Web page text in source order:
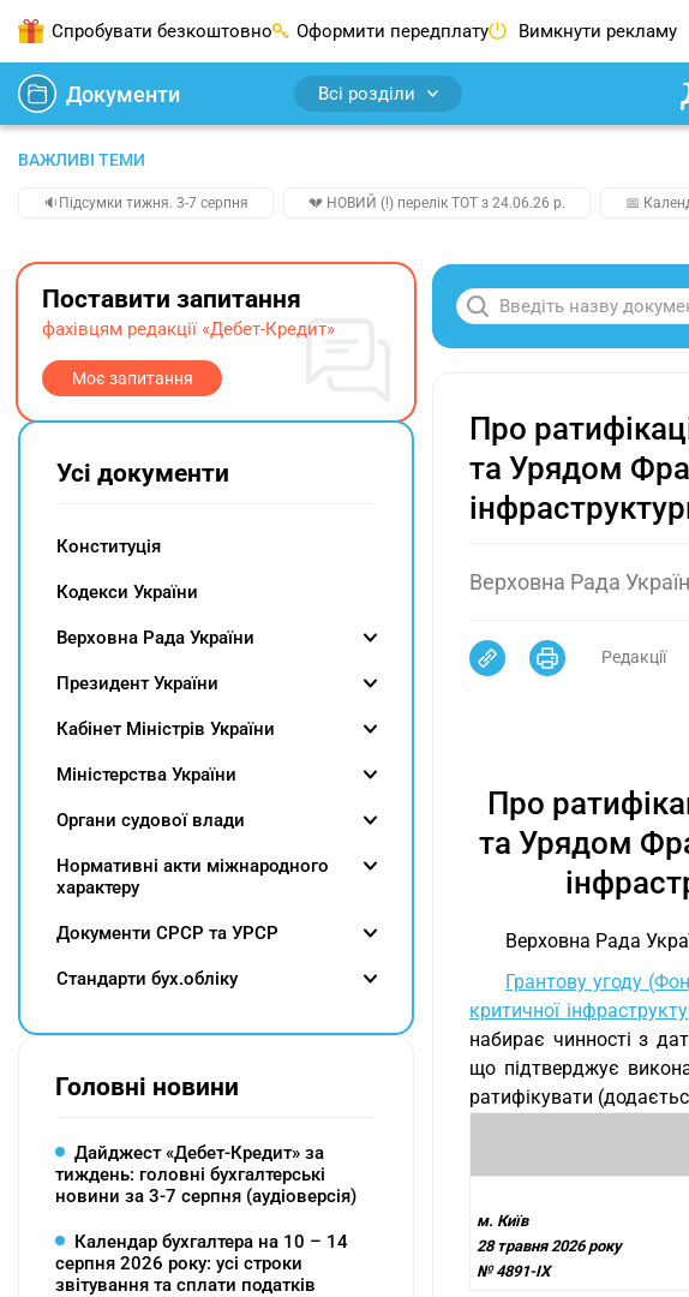
Спробувати безкоштовно Оформити передплату Вимкнути рекламу
Документи Всі розділи
ВАЖЛИВІ ТЕМИ
🔉Підсумки тижня. 3-7 серпня 💔 НОВИЙ (!) перелік ТОТ з 24.06.26 р. 📅
Про
та Урядом
Верховна Рада
Редакції
Про
та Урядом
Верховна Рада
Грантову угоду
критичної
набирає чинності з
що підтверджує
ратифікувати
м. Київ
28 травня 2026 року
№ 4891-IX
Поставити запитання
фахівцям редакції «Дебет-Кредит»
Моє запитання
Усі документи
Конституція
Кодекси України
Верховна Рада України
Президент України
Кабінет Міністрів України
Міністерства України
Органи судової влади
Нормативні акти міжнародного
характеру
Документи СРСР та УРСР
Cтандарти бух.обліку
Головні новини
Дайджест «Дебет-Кредит» за
тиждень: головні бухгалтерські
новини за 3-7 серпня (аудіоверсія)
Календар бухгалтера на 10 – 14
серпня 2026 року: усі строки
звітування та сплати податків